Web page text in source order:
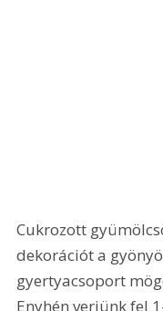
Cukrozott
dekorációt a
gyertyacsoport
Enyhén verjünk fel